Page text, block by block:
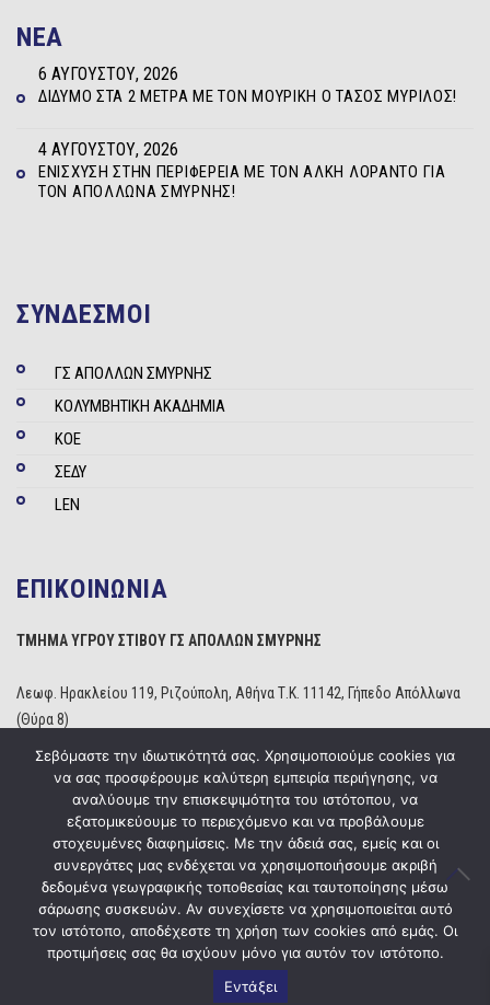
NEA
ΔΊΔΥΜΟ ΣΤΑ 2 ΜΈΤΡΑ ΜΕ ΤΟΝ ΜΟΥΡΊΚΗ Ο ΤΆΣΟΣ ΜΥΡΊΛΟΣ!
6 ΑΥΓΟΎΣΤΟΥ, 2026
ΕΝΊΣΧΥΣΗ ΣΤΗΝ ΠΕΡΙΦΈΡΕΙΑ ΜΕ ΤΟΝ ΆΛΚΗ ΛΟΡΆΝΤΟ ΓΙΑ
ΤΟΝ ΑΠΌΛΛΩΝΑ ΣΜΎΡΝΗΣ!
4 ΑΥΓΟΎΣΤΟΥ, 2026
ΣΥΝΔΕΣΜΟΙ
ΓΣ ΑΠΟΛΛΩΝ ΣΜΥΡΝΗΣ
ΚΟΛΥΜΒΗΤΙΚΗ ΑΚΑΔΗΜΙΑ
ΚΟΕ
ΣΕΔΥ
LEN
ΕΠΙΚΟΙΝΩΝΙΑ
ΤΜΗΜΑ ΥΓΡΟΥ ΣΤΙΒΟΥ ΓΣ ΑΠΟΛΛΩΝ ΣΜΥΡΝΗΣ
Λεωφ. Ηρακλείου 119, Ριζούπολη, Αθήνα Τ.Κ. 11142, Γήπεδο Απόλλωνα
(Θύρα 8)
Email:info@apollonwaterpolo.gr
www.apollonwaterpolo.gr
Copyright © 2020 ΓΣ Απόλλων Σμύρνης Powered by Five Media
Σεβόμαστε την ιδιωτικότητά σας. Χρησιμοποιούμε cookies για
να σας προσφέρουμε καλύτερη εμπειρία περιήγησης, να
αναλύουμε την επισκεψιμότητα του ιστότοπου, να
εξατομικεύουμε το περιεχόμενο και να προβάλουμε
στοχευμένες διαφημίσεις. Με την άδειά σας, εμείς και οι
συνεργάτες μας ενδέχεται να χρησιμοποιήσουμε ακριβή
δεδομένα γεωγραφικής τοποθεσίας και ταυτοποίησης μέσω
σάρωσης συσκευών. Αν συνεχίσετε να χρησιμοποιείται αυτό
τον ιστότοπο, αποδέχεστε τη χρήση των cookies από εμάς. Οι
προτιμήσεις σας θα ισχύουν μόνο για αυτόν τον ιστότοπο.
Εντάξει